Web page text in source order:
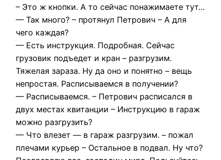
– Это ж кнопки. А то сейчас понажимаете тут…
— Так много? – протянул Петрович – А для
чего каждая?
— Есть инструкция. Подробная. Сейчас
грузовик подъедет и кран – разгрузим.
Тяжелая зараза. Ну да оно и понятно – вещь
непростая. Расписываемся в получении?
— Расписываемся. – Петрович расписался в
двух местах квитанции – Инструкцию в гараж
можно разгрузить?
— Что влезет — в гараж разгрузим. – пожал
плечами курьер – Остальное в подвал. Ну что?